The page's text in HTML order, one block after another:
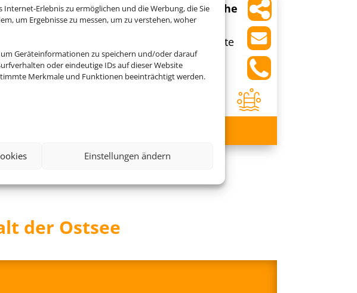
Erlebnis zu ermöglichen und die Werbung, die Sie
um Ergebnisse zu messen, um zu verstehen, woher
Geräteinformationen zu speichern und/oder darauf
oder eindeutige IDs auf dieser Website
Merkmale und Funktionen beeinträchtigt werden.
Einstellungen ändern
Yachthafenresidenz Hohe
Düne
Warnemünde, Ostseeküste
Mecklenburg
der Ostsee